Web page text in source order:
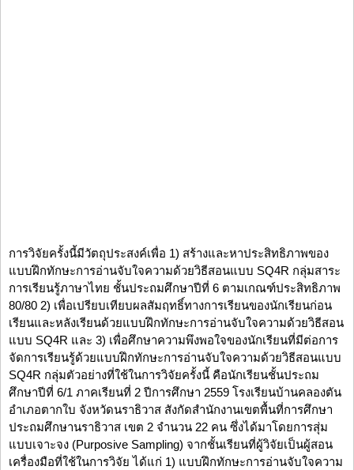
การวิจัยครั้งนี้มีวัตถุประสงค์เพื่อ 1) สร้างและหาประสิทธิภาพของ
แบบฝึกทักษะการอ่านจับใจความด้วยวิธีสอนแบบ SQ4R กลุ่มสาระ
การเรียนรู้ภาษาไทย ชั้นประถมศึกษาปีที่ 6 ตามเกณฑ์ประสิทธิภาพ
80/80 2) เพื่อเปรียบเทียบผลสัมฤทธิ์ทางการเรียนของนักเรียนก่อน
เรียนและหลังเรียนด้วยแบบฝึกทักษะการอ่านจับใจความด้วยวิธีสอน
แบบ SQ4R และ 3) เพื่อศึกษาความพึงพอใจของนักเรียนที่มีต่อการ
จัดการเรียนรู้ด้วยแบบฝึกทักษะการอ่านจับใจความด้วยวิธีสอนแบบ
SQ4R กลุ่มตัวอย่างที่ใช้ในการวิจัยครั้งนี้ คือนักเรียนชั้นประถม
ศึกษาปีที่ 6/1 ภาคเรียนที่ 2 ปีการศึกษา 2559 โรงเรียนบ้านคลองตัน
อำเภอตากใบ จังหวัดนราธิวาส สังกัดสำนักงานเขตพื้นที่การศึกษา
ประถมศึกษานราธิวาส เขต 2 จำนวน 22 คน ซึ่งได้มาโดยการสุ่ม
แบบเจาะจง (Purposive Sampling) จากชั้นเรียนที่ผู้วิจัยเป็นผู้สอน
เครื่องมือที่ใช้ในการวิจัย ได้แก่ 1) แบบฝึกทักษะการอ่านจับใจความ